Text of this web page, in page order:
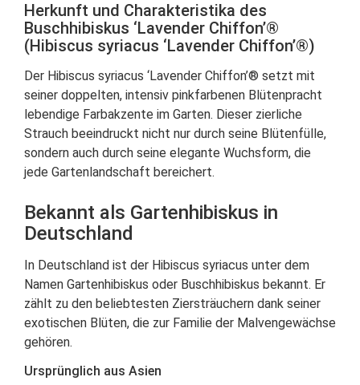
Herkunft und Charakteristika des
Buschhibiskus ‘Lavender Chiffon’®
(Hibiscus syriacus ‘Lavender Chiffon’®)
Der Hibiscus syriacus ‘Lavender Chiffon’® setzt mit
seiner doppelten, intensiv pinkfarbenen Blütenpracht
lebendige Farbakzente im Garten. Dieser zierliche
Strauch beeindruckt nicht nur durch seine Blütenfülle,
sondern auch durch seine elegante Wuchsform, die
jede Gartenlandschaft bereichert.
Bekannt als Gartenhibiskus in
Deutschland
In Deutschland ist der Hibiscus syriacus unter dem
Namen Gartenhibiskus oder Buschhibiskus bekannt. Er
zählt zu den beliebtesten Ziersträuchern dank seiner
exotischen Blüten, die zur Familie der Malvengewächse
gehören.
Ursprünglich aus Asien